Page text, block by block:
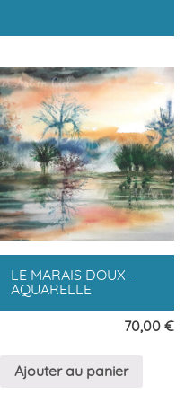
LE MARAIS DOUX –
AQUARELLE
70,00 €
Ajouter au panier